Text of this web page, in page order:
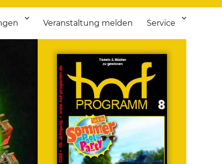
Veranstaltung melden Service